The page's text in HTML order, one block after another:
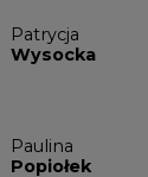
Patrycja
Wysocka
Paulina
Popiołek